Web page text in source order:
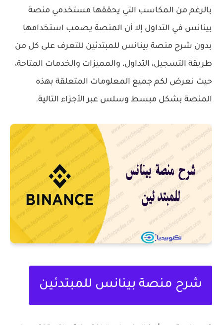
بالرغم من المكاسب التي يحققها مستخدمي منصة
بينانس في التداول إلا أن المنصة يصعب استخدامها
بدون شرح منصة بينانس للمبتدئين للتعرف على كل من
طريقة التسجيل، التداول، والمميزات والخدمات المتاحة،
حيث نعرض لكم جميع المعلومات المتعلقة بهذه
المنصة بشكل مبسط وسلس عبر الأجزاء التالية.
شرح منصة بينانس للمبتدئين